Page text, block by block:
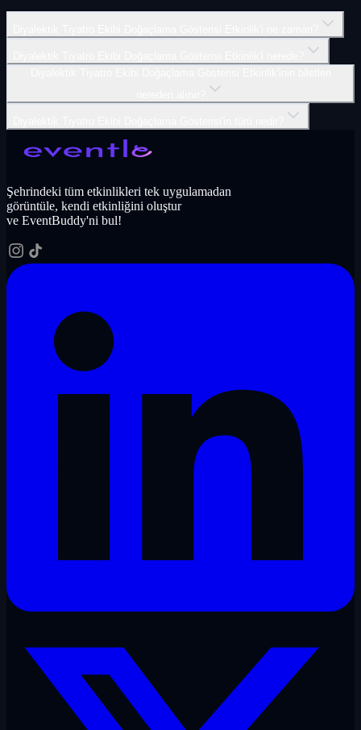
Şehrindeki tüm etkinlikleri tek uygulamadan
görüntüle, kendi etkinliğini oluştur
ve EventBuddy'ni bul!